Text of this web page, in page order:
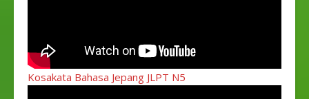
Kosakata Bahasa Jepang JLPT N5